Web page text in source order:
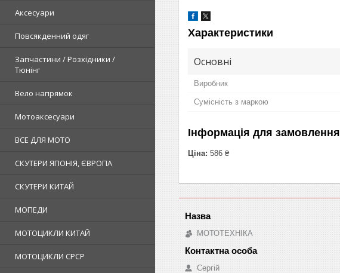
Аксесуари
Повсякденний одяг
Запчастини / Розхідники /
Тюнінг
Вело напрямок
Мотоаксесуари
ВСЕ ДЛЯ МОТО
СКУТЕРИ ЯПОНІЯ, ЄВРОПА
СКУТЕРИ КИТАЙ
МОПЕДИ
МОТОЦИКЛИ КИТАЙ
МОТОЦИКЛИ СРСР
Характеристики
Основні
Виробник
Сумісність з маркою
Інформація для замовлення
Ціна: 586 ₴
МОТОТЕХНІКА
Сергій